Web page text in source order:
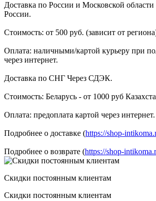
Доставка по России и Московской
России.
Стоимость: от 500 руб. (зависит от
Оплата: наличными/картой курьеру при
через интернет.
Доставка по СНГ Через СДЭК.
Стоимость: Беларусь - от 1000 руб
Оплата: предоплата картой через интернет.
Подробнее о доставке (https://shop-
Подробнее о возврате (https://shop-
Скидки постоянным клиентам
Скидки постоянным клиентам